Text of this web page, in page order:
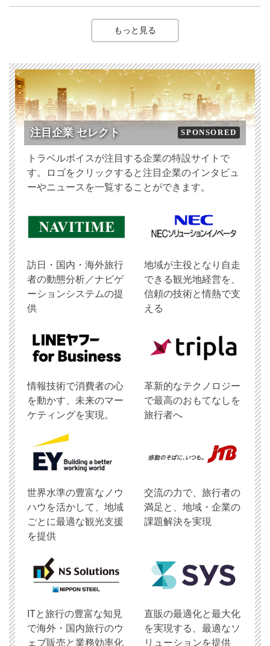
もっと見る
注目企業 セレクト SPONSORED
トラベルボイスが注目する企業の特設サイトで
す。ロゴをクリックすると注目企業のインタビュ
ーやニュースを一覧することができます。
訪日・国内・海外旅行
者の動態分析／ナビゲ
ーションシステムの提
供
地域が主役となり自走
できる観光地経営を、
信頼の技術と情熱で支
える
情報技術で消費者の心
を動かす、未来のマー
ケティングを実現。
革新的なテクノロジー
で最高のおもてなしを
旅行者へ
世界水準の豊富なノウ
ハウを活かして、地域
ごとに最適な観光支援
を提供
交流の力で、旅行者の
満足と、地域・企業の
課題解決を実現
ITと旅行の豊富な知見
で海外・国内旅行のウ
ェブ販売と業務効率化
直販の最適化と最大化
を実現する、最適なソ
リューションを提供